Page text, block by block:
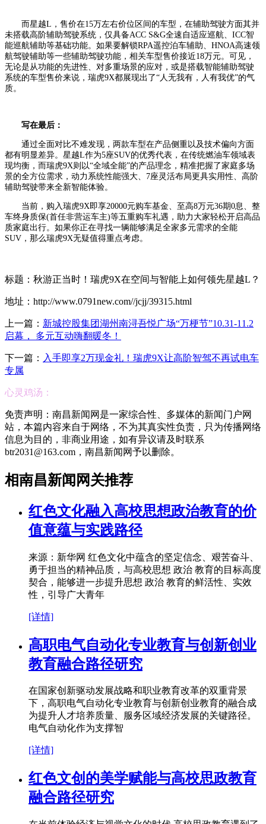
而星越L，售价在15万左右价位区间的车型，在辅助驾驶方面其并
未搭载高阶辅助驾驶系统，仅具备ACC S&G全速自适应巡航、ICC智
能巡航辅助等基础功能。如果要解锁RPA遥控泊车辅助、HNOA高速领
航驾驶辅助等一些辅助驾驶功能，相关车型售价接近18万元。可见，
无论是从功能的先进性、对多重场景的应对，或是搭载智能辅助驾驶
系统的车型售价来说，瑞虎9X都展现出了“人无我有，人有我优”的气
质。
写在最后：
通过全面对比不难发现，两款车型在产品侧重以及技术偏向方面
都有明显差异。星越L作为5座SUV的优秀代表，在传统燃油车领域表
现均衡，而瑞虎9X则以“全域全能”的产品理念，精准把握了家庭多场
景的全方位需求，动力系统性能强大、7座灵活布局更具实用性、高阶
辅助驾驶带来全新智能体验。
当前，购入瑞虎9X即享20000元购车基金、至高8万元36期0息、整
车终身质保(首任非营运车主)等五重购车礼遇，助力大家轻松开启高品
质家庭出行。如果你正在寻找一辆能够满足全家多元需求的全能
SUV，那么瑞虎9X无疑值得重点考虑。
标题：秋游正当时！瑞虎9X在空间与智能上如何领先星越L？
地址：http://www.0791new.com//jcjj/39315.html
上一篇： 新城控股集团湖州南浔吾悦广场“万梗节”10.31-11.2
启幕， 多元互动嗨翻暖冬！
下一篇： 入手即享2万现金礼！瑞虎9X让高阶智驾不再试电车
专属
心灵鸡汤：
免责声明：南昌新闻网是一家综合性、多媒体的新闻门户网
站，本篇内容来自于网络，不为其真实性负责，只为传播网络
信息为目的，非商业用途，如有异议请及时联系
btr2031@163.com，南昌新闻网予以删除。
相南昌新闻网关推荐
红色文化融入高校思想政治教育的价
值意蕴与实践路径
来源：新华网 红色文化中蕴含的坚定信念、艰苦奋斗、
勇于担当的精神品质，与高校思想 政治 教育的目标高度
契合，能够进一步提升思想 政治 教育的鲜活性、实效
性，引导广大青年
[详情]
高职电气自动化专业教育与创新创业
教育融合路径研究
在国家创新驱动发展战略和职业教育改革的双重背景
下，高职电气自动化专业教育与创新创业教育的融合成
为提升人才培养质量、服务区域经济发展的关键路径。
电气自动化作为支撑智
[详情]
红色文创的美学赋能与高校思政教育
融合路径研究